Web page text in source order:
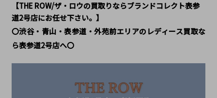
【THE ROW/ザ・ロウの買取りならブランドコレクト表参
道2号店にお任せ下さい。】
〇渋谷・青山・表参道・外苑前エリアのレディース買取な
ら表参道2号店へ〇